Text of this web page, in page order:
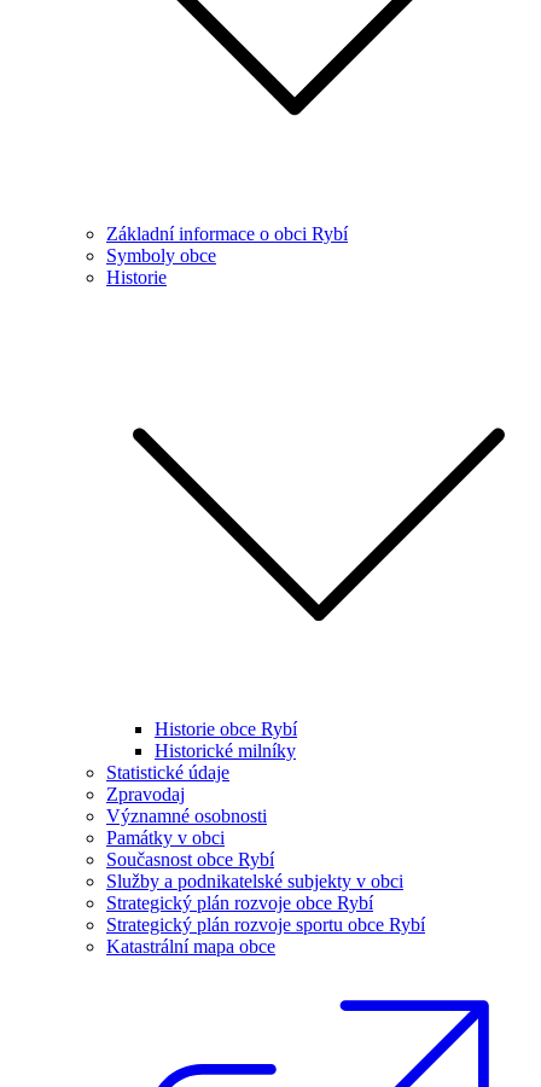
Základní informace o obci Rybí
Symboly obce
Historie
Historie obce Rybí
Historické milníky
Statistické údaje
Zpravodaj
Významné osobnosti
Památky v obci
Současnost obce Rybí
Služby a podnikatelské subjekty v obci
Strategický plán rozvoje obce Rybí
Strategický plán rozvoje sportu obce Rybí
Katastrální mapa obce